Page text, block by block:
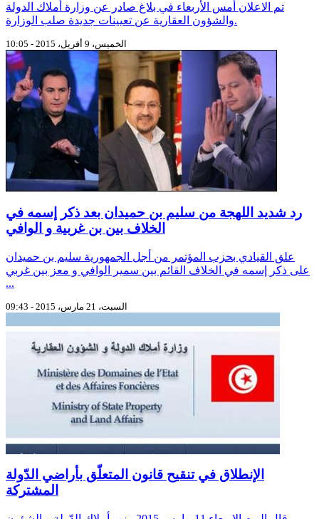
تم الاعلان أمس الأربعاء في بلاغ صادر عن وزارة أملاك الدولة
والشؤون العقارية عن تعيينات جديدة صلب الوزارة.
الخميس، 9 أفريل، 2015 - 10:05
رد شديد اللهجة من سليم بن حميدان بعد ذكر إسمه في
الخلاف بين بن غربية و الوافي
علق القيادي بحزب المؤتمر من أجل الجمهورية سليم بن حميدان
على ذكر إسمه في الخلاف القائم بين سمير الوافي و معز بين غربي
...
السبت، 21 مارس، 2015 - 09:43
الإنطلاق في تنقيح قانون المتعلّق بأراضي الدّولة
المشتركة